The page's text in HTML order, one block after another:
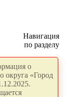
Навигация
по разделу
о
округа «Город